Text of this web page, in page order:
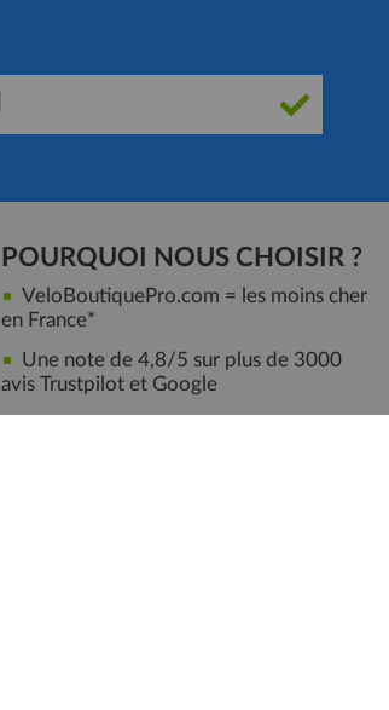
POURQUOI NOUS CHOISIR ?
VeloBoutiquePro.com = les moins cher
en France*
Une note de 4,8/5 sur plus de 3000
avis Trustpilot et Google